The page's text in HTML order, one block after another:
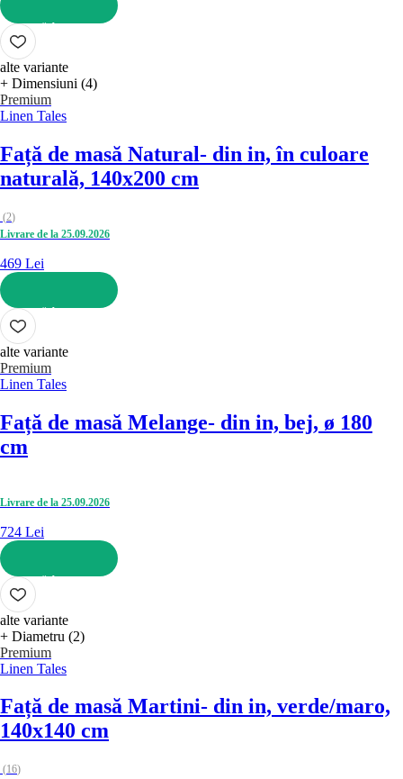
ADAUGĂ ÎN COȘ
alte variante
+ Dimensiuni (4)
Premium
Linen Tales
Față de masă Natural- din in, în culoare
naturală, 140x200 cm
(2)
Livrare de la 25.09.2026
469 Lei
ADAUGĂ ÎN COȘ
alte variante
Premium
Linen Tales
Față de masă Melange- din in, bej, ø 180
cm
Livrare de la 25.09.2026
724 Lei
ADAUGĂ ÎN COȘ
alte variante
+ Diametru (2)
Premium
Linen Tales
Față de masă Martini- din in, verde/maro,
140x140 cm
(16)